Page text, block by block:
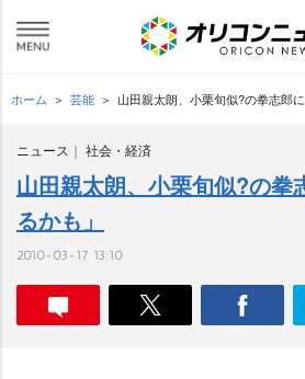
ホーム 芸能 山田親太朗、小栗旬似?の拳志郎
ニュース 社会・経済
山田親太朗、小栗旬似?の拳
るかも」
2010-03-17 13:10